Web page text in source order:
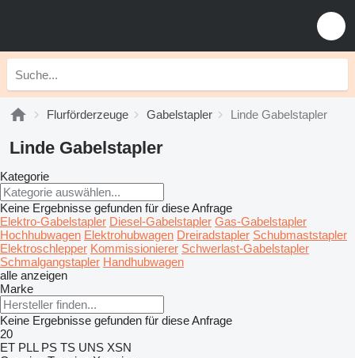
Flurförderzeuge Gabelstapler Linde Gabelstapler
Linde Gabelstapler
Kategorie
Keine Ergebnisse gefunden für diese Anfrage
Elektro-Gabelstapler Diesel-Gabelstapler Gas-Gabelstapler
Hochhubwagen Elektrohubwagen Dreiradstapler Schubmaststapler
Elektroschlepper Kommissionierer Schwerlast-Gabelstapler
Schmalgangstapler Handhubwagen
alle anzeigen
Marke
Keine Ergebnisse gefunden für diese Anfrage
20
ET PLL PS TS UNS XSN